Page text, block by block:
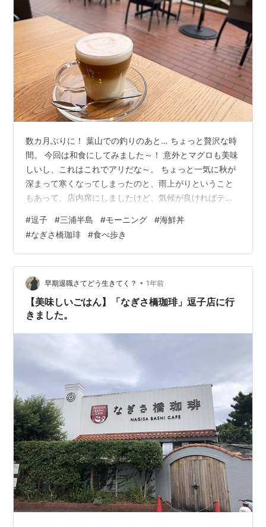
数カ月ぶりに！ 葉山での釣りのあと… ちょっと贅沢な時
間。 今回は和食にしてみました～！ 意外とマグロも美味
しいし、これはこれでアリだな～。 ちょっと一気に秋が
深まって寒くなってしまったのと、雨上がりということ
もあって、店内席にしましたけど、気候が良ければテラ
#逗子 #三浦半島 #モーニング #海鮮丼
#なぎさ橋珈琲 #食べ歩き
早期退職さてどう生きてく？ • 1年前
【美味しいごはん】「なぎさ橋珈琲」逗子店に行
きました。